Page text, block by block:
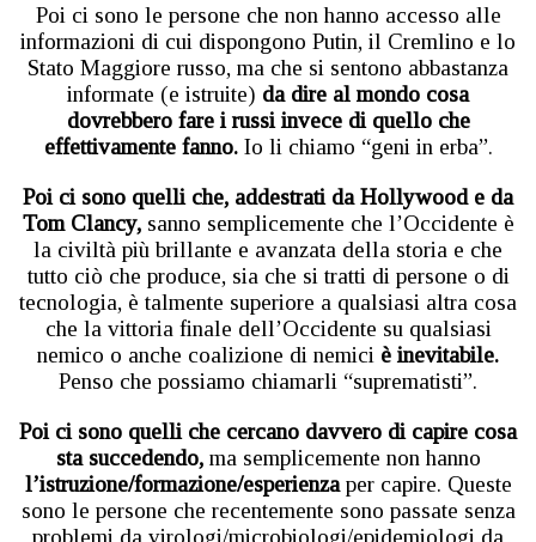
Poi ci sono le persone che non hanno accesso alle
informazioni di cui dispongono Putin, il Cremlino e lo
Stato Maggiore russo, ma che si sentono abbastanza
informate (e istruite) da dire al mondo cosa
dovrebbero fare i russi invece di quello che
effettivamente fanno.Io li chiamo “geni in erba”.
Poi ci sono quelli che, addestrati da Hollywood e da
Tom Clancy,sanno semplicemente che l’Occidente è
la civiltà più brillante e avanzata della storia e che
tutto ciò che produce, sia che si tratti di persone o di
tecnologia, è talmente superiore a qualsiasi altra cosa
che la vittoria finale dell’Occidente su qualsiasi
nemico o anche coalizione di nemici è inevitabile.
Penso che possiamo chiamarli “suprematisti”.
Poi ci sono quelli che cercano davvero di capire cosa
sta succedendo, ma semplicemente non hanno
l’istruzione/formazione/esperienzaper capire. Queste
sono le persone che recentemente sono passate senza
problemi da virologi/microbiologi/epidemiologi da